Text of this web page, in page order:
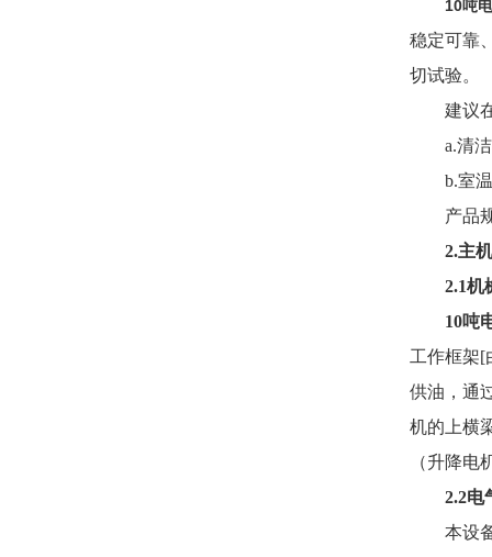
10吨
稳定可靠
切试验。
建议
a.清
b.室
产品
2.主
2.1机
10吨
工作框架[
供油，通
机的上横
（升降电
2.2电
本设